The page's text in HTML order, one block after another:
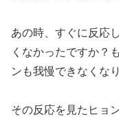
あの時、すぐに反応
くなかったですか？
ンも我慢できなくな
その反応を見たヒョ